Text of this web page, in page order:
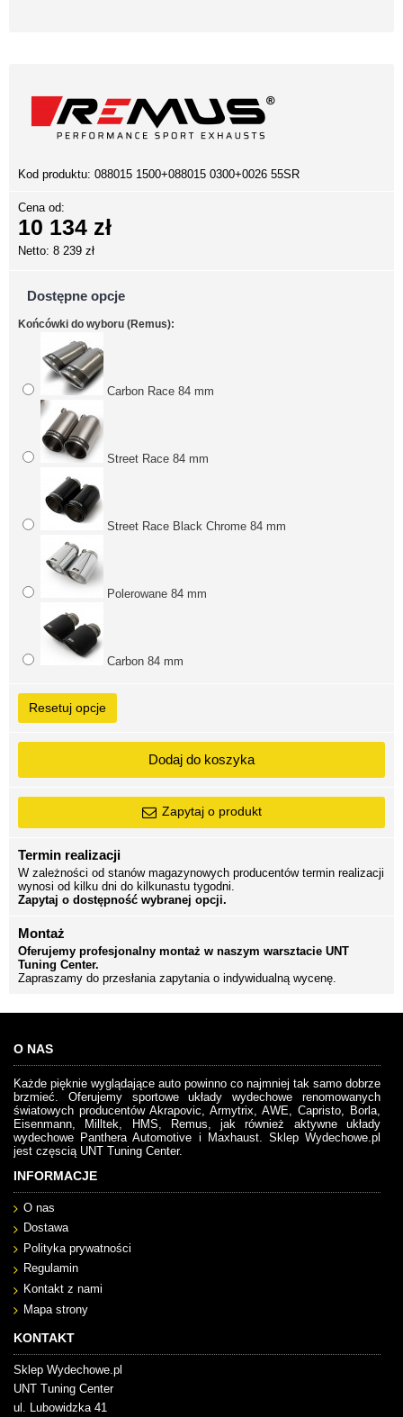
Kod produktu: 088015 1500+088015 0300+0026 55SR
Cena od:
10 134 zł
Netto: 8 239 zł
Dostępne opcje
Końcówki do wyboru (Remus):
Carbon Race 84 mm
Street Race 84 mm
Street Race Black Chrome 84 mm
Polerowane 84 mm
Carbon 84 mm
Resetuj opcje
Dodaj do koszyka
Zapytaj o produkt
Termin realizacji
W zależności od stanów magazynowych producentów termin realizacji
wynosi od kilku dni do kilkunastu tygodni.
Zapytaj o dostępność wybranej opcji.
Montaż
Oferujemy profesjonalny montaż w naszym warsztacie UNT
Tuning Center.
Zapraszamy do przesłania zapytania o indywidualną wycenę.
O NAS
Każde pięknie wyglądające auto powinno co najmniej tak samo dobrze
brzmieć. Oferujemy sportowe układy wydechowe renomowanych
światowych producentów Akrapovic, Armytrix, AWE, Capristo, Borla,
Eisenmann, Milltek, HMS, Remus, jak również aktywne układy
wydechowe Panthera Automotive i Maxhaust. Sklep Wydechowe.pl
jest częscią UNT Tuning Center.
INFORMACJE
O nas
Dostawa
Polityka prywatności
Regulamin
Kontakt z nami
Mapa strony
KONTAKT
Sklep Wydechowe.pl
UNT Tuning Center
ul. Lubowidzka 41